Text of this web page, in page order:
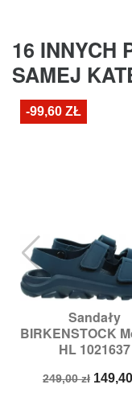
16 INNYCH
SAMEJ
Sandały
BIRKENSTOCK
HL 1021637
Cena
249,00 zł Cena
-99,60 ZŁ